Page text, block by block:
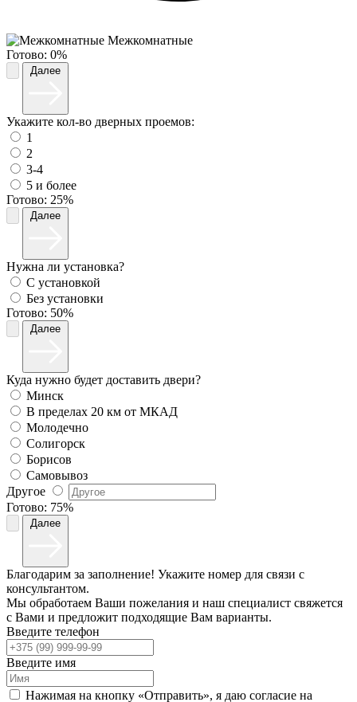
Межкомнатные
Готово: 0%
Укажите кол-во дверных проемов:
1
2
3-4
5 и более
Готово: 25%
Нужна ли установка?
С установкой
Без установки
Готово: 50%
Куда нужно будет доставить двери?
Минск
В пределах 20 км от МКАД
Молодечно
Солигорск
Борисов
Самовывоз
Другое
Готово: 75%
Благодарим за заполнение! Укажите номер для связи с
консультантом.
Мы обработаем Ваши пожелания и наш специалист свяжется
с Вами и предложит подходящие Вам варианты.
Введите телефон
Введите имя
Нажимая на кнопку «Отправить», я даю согласие на